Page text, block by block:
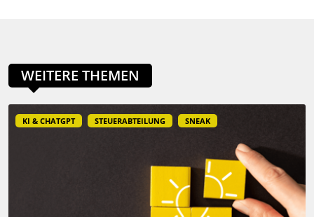
WEITERE THEMEN
KI & CHATGPT STEUERABTEILUNG SNEAK